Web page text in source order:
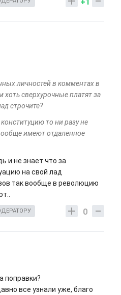
+1
личностей в комментах в
сверхурочные платят за
строчите?
то ни разу не
имеют отдаленное
и не знает что за
на свой лад
так вообще в революцию
0
поправки?
все узнали уже, благо